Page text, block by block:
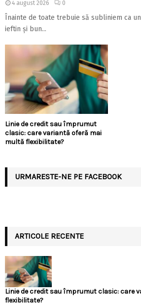
4 august 2026 0
Înainte de toate trebuie să subliniem ca
ieftin și bun...
Linie de credit sau împrumut
clasic: care variantă oferă mai
multă flexibilitate?
URMARESTE-NE PE FACEBOOK
ARTICOLE RECENTE
Linie de credit sau împrumut clasic: care
flexibilitate?